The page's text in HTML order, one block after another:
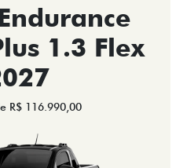
1.3 Flex
R$ 116.990,00